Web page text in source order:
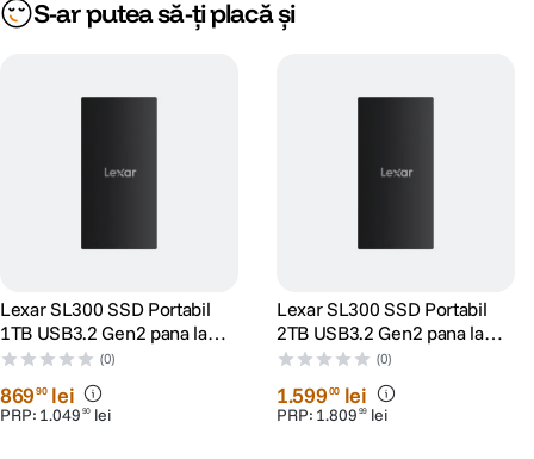
S-ar putea să-ți placă și
Lexar SL300 SSD Portabil
1TB USB3.2 Gen2 pana la
R1050/W1000
(0)
86990 lei
PRP: 1.049 90 lei
Lexar SL300 SSD Portabil
2TB USB3.2 Gen2 pana la
R1050/W1000
(0)
1.59900 lei
PRP: 1.809 99 lei